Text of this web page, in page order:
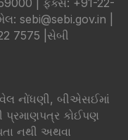
| ફેક્સ: +91-22-
sebi@sebi.gov.in |
7575 | સેબી
નોંધણી, બીએસઈમાં
કોઈપણ
નથી અથવા